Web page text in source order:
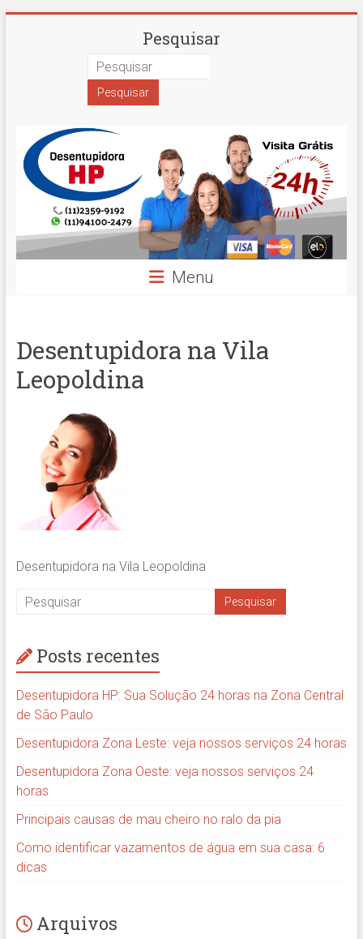
Desentupidora
Paulo
Hidro
Prime
Pesquisar
Menu
Desentupidora na Vila
Leopoldina
Desentupidora na Vila Leopoldina
Posts recentes
Desentupidora HP: Sua Solução 24 horas na Zona Central
de São Paulo
Desentupidora Zona Leste: veja nossos serviços 24 horas
Desentupidora Zona Oeste: veja nossos serviços 24
horas
Principais causas de mau cheiro no ralo da pia
Como identificar vazamentos de água em sua casa: 6
dicas
Arquivos